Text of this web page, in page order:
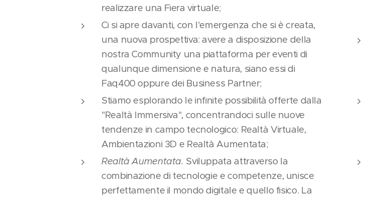
realizzare una Fiera virtuale;
Ci si apre davanti, con l'emergenza che si è creata,
una nuova prospettiva: avere a disposizione della
nostra Community una piattaforma per eventi di
qualunque dimensione e natura, siano essi di
Faq400 oppure dei Business Partner;
Stiamo esplorando le infinite possibilità offerte dalla
"Realtà Immersiva", concentrandoci sulle nuove
tendenze in campo tecnologico: Realtà Virtuale,
Ambientazioni 3D e Realtà Aumentata;
Realtà Aumentata. Sviluppata attraverso la
combinazione di tecnologie e competenze, unisce
perfettamente il mondo digitale e quello fisico. La